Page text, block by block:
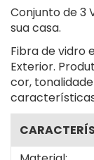
Conjunto de 3
sua casa.
Fibra de vidro
Exterior.
cor,